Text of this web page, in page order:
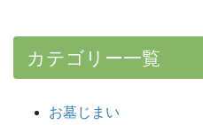
カテゴリー一覧
お墓じまい